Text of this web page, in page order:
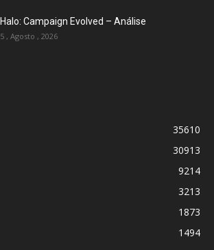
Halo: Campaign Evolved – Análise
5 , Agosto , 2026
35610
30913
9214
3213
1873
1494